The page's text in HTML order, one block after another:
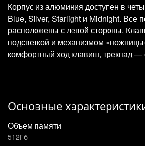
Корпус из алюминия доступен в
Blue, Silver, Starlight и Midnight. Все
расположены с левой стороны.
подсветкой и механизмом
комфортный ход клавиш, трекпад —
Основные
Объем памяти
512Гб